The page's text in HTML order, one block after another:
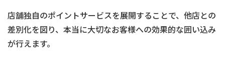
店舗独自のポイントサービスを展開することで、他店との
差別化を図り、本当に大切なお客様への効果的な囲い込み
が行えます。